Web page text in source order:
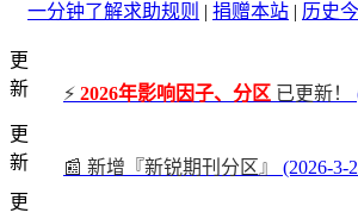
一分钟了解求助规则 | 捐赠本站 | 历史
更
新
⚡ 2026年影响因子、分区 已更新！
更
新
📰 新增『新锐期刊分区』
(2026-3-
更